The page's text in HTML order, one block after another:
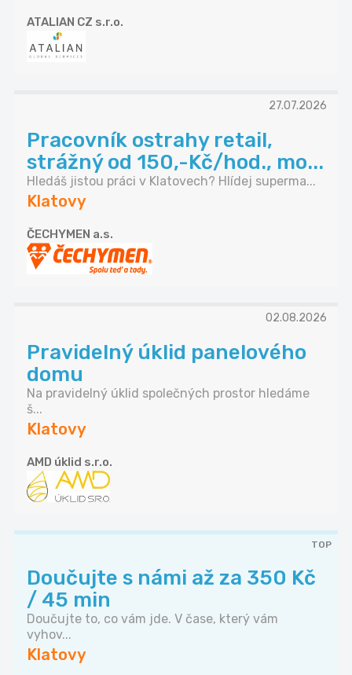
ATALIAN CZ s.r.o.
27.07.2026
Pracovník ostrahy retail,
strážný od 150,-Kč/hod., mo...
Hledáš jistou práci v Klatovech? Hlídej superma...
Klatovy
ČECHYMEN a.s.
02.08.2026
Pravidelný úklid panelového
domu
Na pravidelný úklid společných prostor hledáme
š...
Klatovy
AMD úklid s.r.o.
TOP
Doučujte s námi až za 350 Kč
/ 45 min
Doučujte to, co vám jde. V čase, který vám
vyhov...
Klatovy